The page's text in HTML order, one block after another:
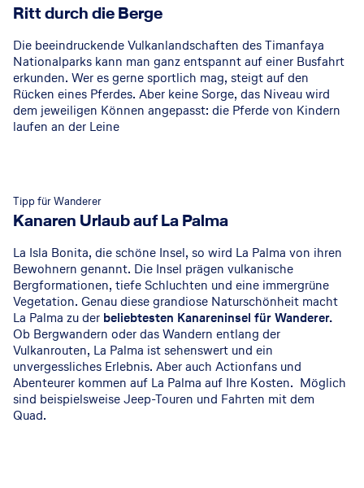
Ritt durch die Berge
Die beeindruckende Vulkanlandschaften des Timanfaya
Nationalparks kann man ganz entspannt auf einer Busfahrt
erkunden. Wer es gerne sportlich mag, steigt auf den
Rücken eines Pferdes. Aber keine Sorge, das Niveau wird
dem jeweiligen Können angepasst: die Pferde von Kindern
laufen an der Leine
Tipp für Wanderer
Kanaren Urlaub auf La Palma
La Isla Bonita, die schöne Insel, so wird La Palma von ihren
Bewohnern genannt. Die Insel prägen vulkanische
Bergformationen, tiefe Schluchten und eine immergrüne
Vegetation. Genau diese grandiose Naturschönheit macht
La Palma zu der beliebtesten Kanareninsel für Wanderer.
Ob Bergwandern oder das Wandern entlang der
Vulkanrouten, La Palma ist sehenswert und ein
unvergessliches Erlebnis. Aber auch Actionfans und
Abenteurer kommen auf La Palma auf Ihre Kosten. Möglich
sind beispielsweise Jeep-Touren und Fahrten mit dem
Quad.